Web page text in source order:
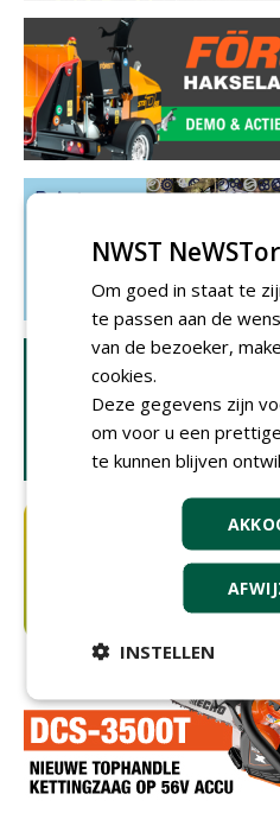
NWST
Om goed in staat te
te passen aan de
van de bezoeker,
cookies.
Deze gegevens zijn
om voor u een
te kunnen blijven
INSTELLEN